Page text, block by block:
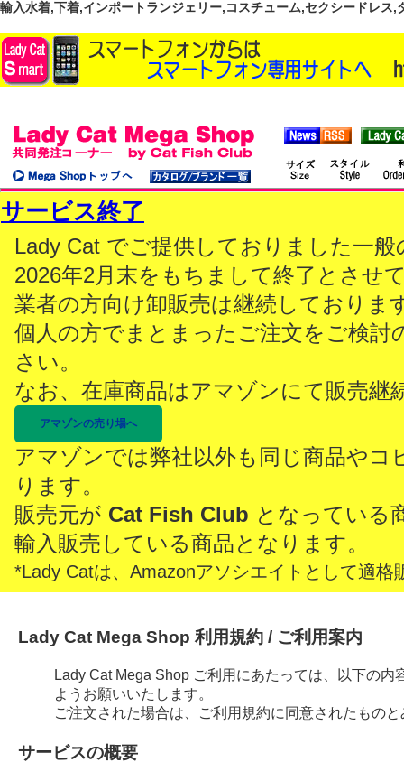
輸入水着,下着,インポートランジェリー,コスチューム,セクシードレス
サービス終了
Lady Cat でご提供しておりました一
2026年2月末をもちまして終了とさせ
業者の方向け卸販売は継続しておりま
個人の方でまとまったご注文をご検討
さい。
なお、在庫商品はアマゾンにて販売継
アマゾンの売り場へ
アマゾンでは弊社以外も同じ商品やコ
ります。
販売元が Cat Fish Club となっている
輸入販売している商品となります。
*Lady Catは、Amazonアソシエイトとして適格
Lady Cat Mega Shop 利用規約 / ご利用案内
Lady Cat Mega Shop ご利用にあたっては、以下の
ようお願いいたします。
ご注文された場合は、ご利用規約に同意されたもの
サービスの概要